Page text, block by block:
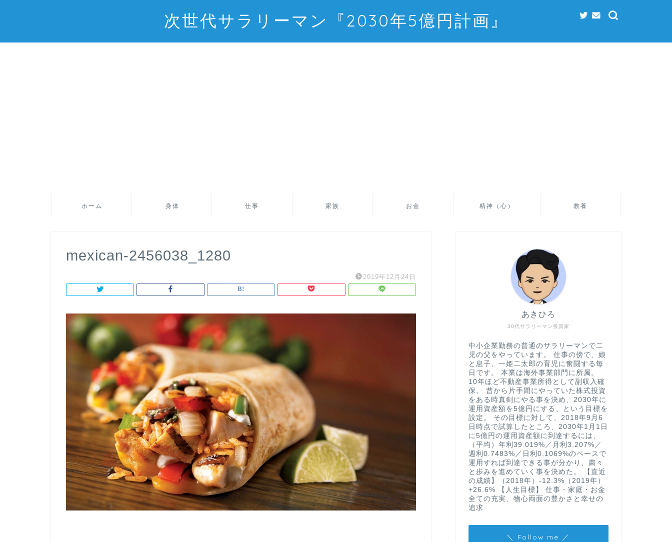
次世代サラリーマン『2030年5億円計画』
ホーム 身体 仕事 家族 お金 精神（心） 教養
mexican-2456038_1280
2019年12月24日
30代サラリーマン投資家
あきひろ
中小企業勤務の普通のサラリーマンで二
児の父をやっています。 仕事の傍で、娘
と息子、一姫二太郎の育児に奮闘する毎
日です。 本業は海外事業部門に所属。
10年ほど不動産事業所得として副収入確
保。 昔から片手間にやっていた株式投資
をある時真剣にやる事を決め、2030年に
運用資産額を5億円にする、という目標を
設定。 その目標に対して、2018年9月6
日時点で試算したところ、2030年1月1日
に5億円の運用資産額に到達するには、
（平均）年利39.019%／月利3.207%／
週利0.7483%／日利0.1069%のペースで
運用すれば到達できる事が分かり、粛々
と歩みを進めていく事を決めた。 【直近
の成績】（2018年）-12.3%（2019年）
+26.6% 【人生目標】 仕事・家庭・お金
全ての充実、物心両面の豊かさと幸せの
追求
＼ Follow me ／